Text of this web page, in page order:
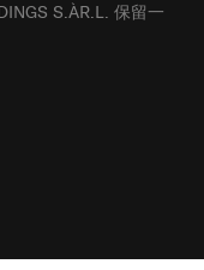
S.ÀR.L. 保留一